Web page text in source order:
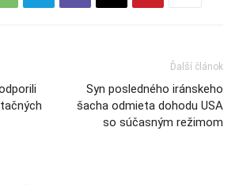
Ďalší článok
Syn posledného iránskeho
šacha odmieta dohodu USA
so súčasným režimom